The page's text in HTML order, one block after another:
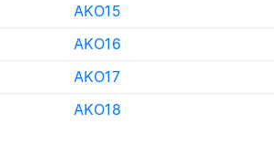
AKO15
AKO16
AKO17
AKO18